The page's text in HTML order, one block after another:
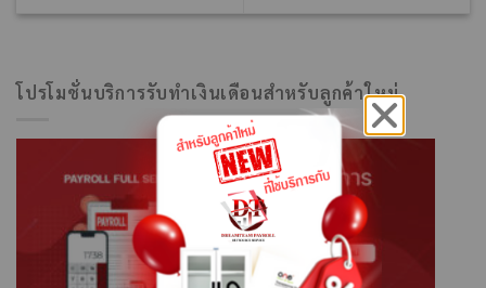
โปรโมชั่นบริการรับทำเงินเดือนสำหรับลูกค้าใหม่